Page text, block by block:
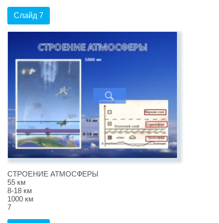
Слайд 7
СТРОЕНИЕ АТМОСФЕРЫ
55 км
8-18 км
1000 км
7